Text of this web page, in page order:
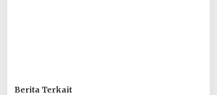
Berita Terkait